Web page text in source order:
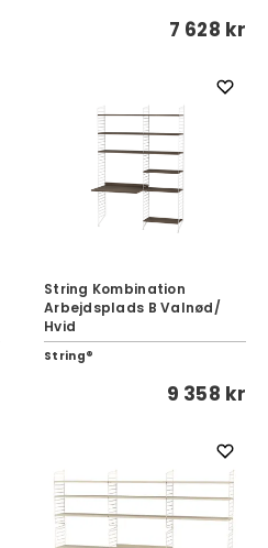
7 628 kr
String Kombination
Arbejdsplads B Valnød/
Hvid
String®
9 358 kr